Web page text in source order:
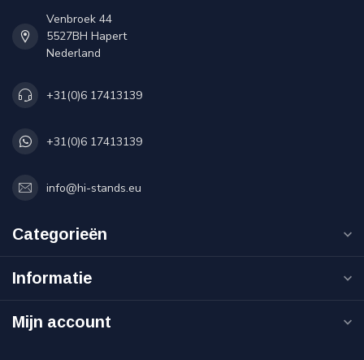
Venbroek 44
5527BH Hapert
Nederland
+31(0)6 17413139
+31(0)6 17413139
info@hi-stands.eu
Categorieën
Informatie
Mijn account